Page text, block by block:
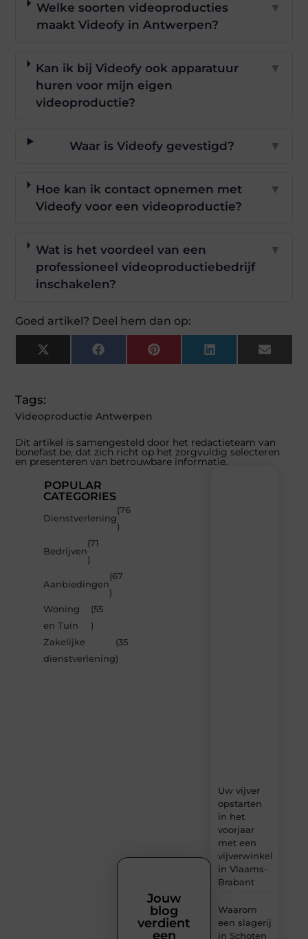
Welke soorten videoproducties
maakt Videofy in Antwerpen?
▼
Kan ik bij Videofy ook apparatuur
huren voor mijn eigen
videoproductie?
▼
Waar is Videofy gevestigd? ▼
Hoe kan ik contact opnemen met
Videofy voor een videoproductie?
▼
Wat is het voordeel van een
professioneel videoproductiebedrijf
inschakelen?
▼
Goed artikel? Deel hem dan op:
X
(Twitter)
FacebookPinterestLinkedInEmail
Tags:
Videoproductie Antwerpen
Dit artikel is samengesteld door het redactieteam van
bonefast.be, dat zich richt op het zorgvuldig selecteren
en presenteren van betrouwbare informatie.
POPULAR
CATEGORIES
Dienstverlening
(76
)
Bedrijven
(71
)
Aanbiedingen
(67
)
Woning
en Tuin
(55
)
Zakelijke
dienstverlening
(35
)
Uw vijver
opstarten
in het
voorjaar
met een
vijverwinkel
in Vlaams-
Brabant
Waarom
een slagerij
in Schoten
Jouw
blog
verdient
een